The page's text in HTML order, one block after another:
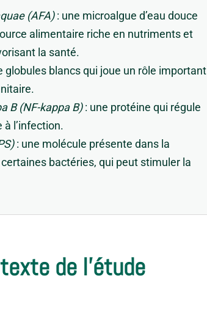
(AFA): une microalgue d’eau douce
alimentaire riche en nutriments et
la santé.
globules blancs qui joue un rôle important
B (NF-kappa B): une protéine qui régule
à l’infection.
: une molécule présente dans la
bactéries, qui peut stimuler la
de l'étude